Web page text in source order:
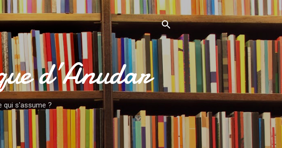
d’Anudar
qui s'assume ?